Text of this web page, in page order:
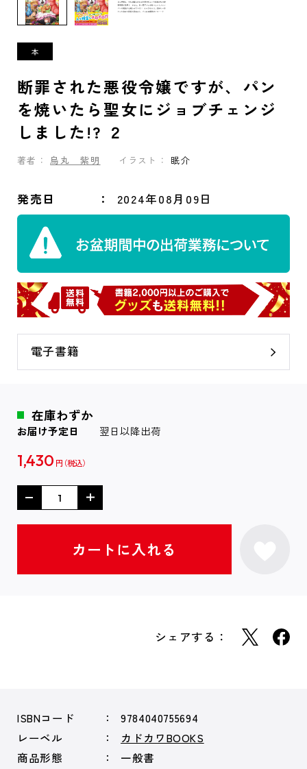
断罪された悪役令嬢ですが、パン
を焼いたら聖女にジョブチェンジ
しました!? ２
著者： 烏丸 紫明 イラスト： 眠介
発売日 2024年08月09日
電子書籍
在庫わずか
お届け予定日 翌日以降出荷
1,430 円
シェアする：
ISBNコード
9784040755694
レーベル
カドカワBOOKS
商品形態
一般書